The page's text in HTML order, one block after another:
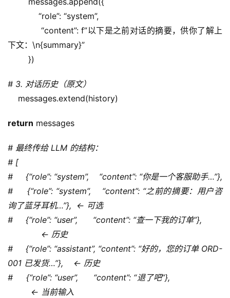
“role”: “system”,
“content”: f”以下是之前对话的摘要，供你了解上
下文：\n{summary}”
})
# 3. 对话历史（原文）
messages.extend(history)
return messages
# 最终传给 LLM 的结构：
# [
#     {“role”: “system”,    “content”: “你是一个客服助手…”},
#     {“role”: “system”,    “content”: “之前的摘要：用户咨
询了蓝牙耳机…”},  ← 可选
#     {“role”: “user”,      “content”: “查一下我的订单”},
← 历史
#     {“role”: “assistant”, “content”: “好的，您的订单 ORD-
001 已发货…”},    ← 历史
#     {“role”: “user”,      “content”: “退了吧”},
← 当前输入